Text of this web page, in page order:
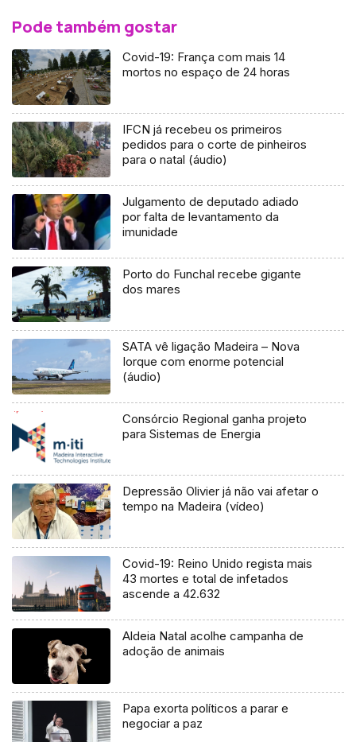
Pode também gostar
Covid-19: França com mais 14
mortos no espaço de 24 horas
IFCN já recebeu os primeiros
pedidos para o corte de pinheiros
para o natal (áudio)
Julgamento de deputado adiado
por falta de levantamento da
imunidade
Porto do Funchal recebe gigante
dos mares
SATA vê ligação Madeira – Nova
Iorque com enorme potencial
(áudio)
Consórcio Regional ganha projeto
para Sistemas de Energia
Depressão Olivier já não vai afetar o
tempo na Madeira (vídeo)
Covid-19: Reino Unido regista mais
43 mortes e total de infetados
ascende a 42.632
Aldeia Natal acolhe campanha de
adoção de animais
Papa exorta políticos a parar e
negociar a paz